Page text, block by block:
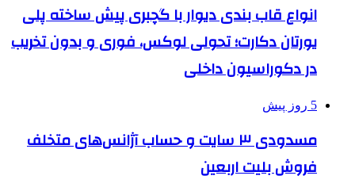
انواع قاب بندی دیوار با گچبری پیش ساخته پلی
یورتان دکارت؛ تحولی لوکس، فوری و بدون تخریب
در دکوراسیون داخلی
5 روز پیش
مسدودی ۳ سایت و حساب آژانس‌های متخلف
فروش بلیت اربعین